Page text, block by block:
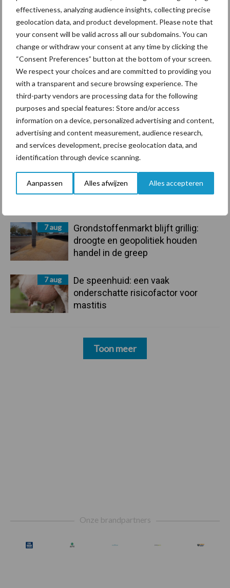
effectiveness, analyzing audience insights, collecting precise
geolocation data, and product development. Please note that
your consent will be valid across all our subdomains. You can
change or withdraw your consent at any time by clicking the
“Consent Preferences” button at the bottom of your screen.
We respect your choices and are committed to providing you
with a transparent and secure browsing experience. The
third-party vendors are processing data for the following
purposes and special features: Store and/or access
information on a device, personalized advertising and content,
advertising and content measurement, audience research,
and services development, precise geolocation data, and
identification through device scanning.
Aanpassen Alles afwijzen Alles accepteren
Primaire
Sidebar
Recent nieuws Partner nieuws
Tot 5 ton per wiel om
ondergrondverdichting te beperken
10 aug
Jaarverslag 2025 Royal A-ware:
omzet groeit, nettoresultaat daalt
Machines en werktuigen gewild
doelwit criminelen
7 aug
Grondstoffenmarkt blijft grillig:
droogte en geopolitiek houden
handel in de greep
7 aug
De speenhuid: een vaak
onderschatte risicofactor voor
mastitis
Toon meer
Toon meer
Onze brandpartners